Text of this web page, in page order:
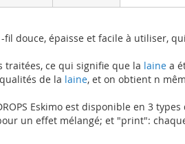
fil douce, épaisse et facile à utiliser,
traitées, ce qui signifie que la laine a
de la laine, et on obtient n
Eskimo est disponible en 3
un effet mélangé; et "print":